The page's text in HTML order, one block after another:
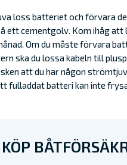
loss batteriet och förvara
ett cementgolv. Kom ihåg
Om du måste förvara
ska du lossa kabeln till
att du har någon
fulladdat batteri kan inte
KÖP